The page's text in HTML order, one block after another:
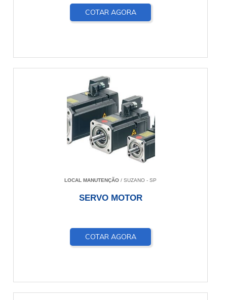
COTAR AGORA
LOCAL MANUTENÇÃO / SUZANO - SP
SERVO MOTOR
COTAR AGORA